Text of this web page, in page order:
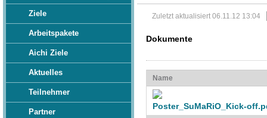
Ziele
Arbeitspakete
Aichi Ziele
Aktuelles
Teilnehmer
Partner
Zuletzt aktualisiert 06.11.12 13:04
Dokumente
Name
Poster_SuMaRiO_Kick-